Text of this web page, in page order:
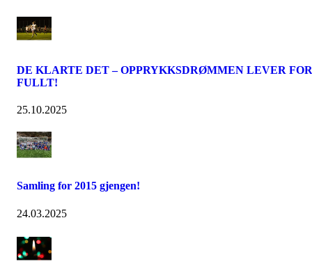
DE KLARTE DET – OPPRYKKSDRØMMEN LEVER FOR
FULLT!
25.10.2025
Samling for 2015 gjengen!
24.03.2025